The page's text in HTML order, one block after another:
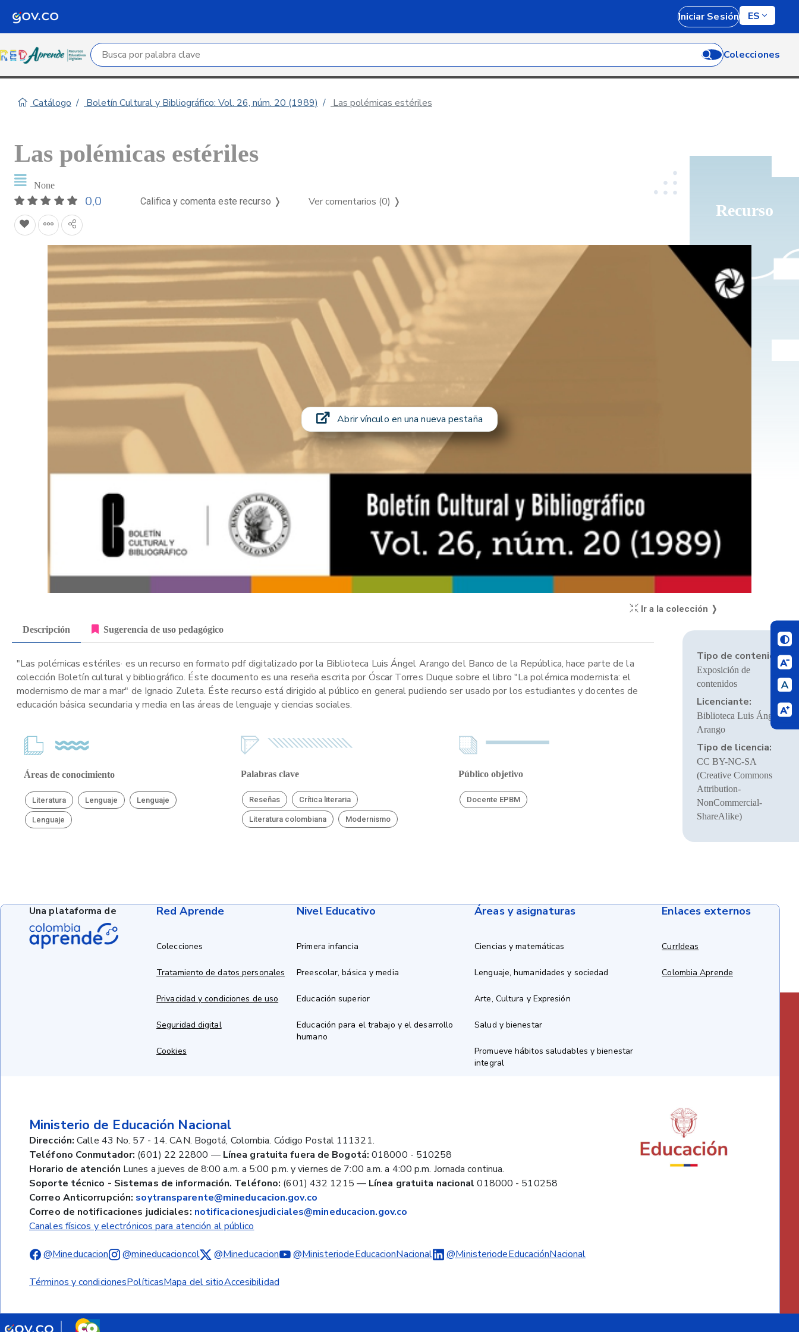
Iniciar Sesión ES
Campo de búsqueda por palabra clave Colecciones
Catálogo Boletín Cultural y Bibliográfico: Vol. 26, núm. 20 (1989) Las polémicas estériles
Recurso
Las polémicas estériles
None
0,0 Califica y comenta este recurso ❭ Ver comentarios (0) ❭
Abrir vínculo en una nueva pestaña
Ir a la colección ❭
Descripción Sugerencia de uso pedagógico
"Las polémicas estériles· es un recurso en formato pdf digitalizado por la Biblioteca Luis Ángel Arango del Banco de la República, hace parte de la
colección Boletín cultural y bibliográfico. Éste documento es una reseña escrita por Óscar Torres Duque sobre el libro "La polémica modernista: el
modernismo de mar a mar" de Ignacio Zuleta. Éste recurso está dirigido al público en general pudiendo ser usado por los estudiantes y docentes de
educación básica secundaria y media en las áreas de lenguaje y ciencias sociales.
Áreas de conocimiento
Literatura Lenguaje Lenguaje
Lenguaje
Palabras clave
Reseñas Crítica literaria
Literatura colombiana Modernismo
Público objetivo
Docente EPBM
Tipo de contenido:
Exposición de
contenidos
Licenciante:
Biblioteca Luis Ángel
Arango
Tipo de licencia:
CC BY-NC-SA
(Creative Commons
Attribution-
NonCommercial-
ShareAlike)
Red Aprende
Colecciones
Tratamiento de datos personales
Privacidad y condiciones de uso
Seguridad digital
Cookies
Nivel Educativo
Primera infancia
Preescolar, básica y media
Educación superior
Educación para el trabajo y el desarrollo
humano
Áreas y asignaturas
Ciencias y matemáticas
Lenguaje, humanidades y sociedad
Arte, Cultura y Expresión
Salud y bienestar
Promueve hábitos saludables y bienestar
integral
Enlaces externos
CurrIdeas
Colombia Aprende
Ministerio de Educación Nacional
Dirección: Calle 43 No. 57 - 14. CAN. Bogotá, Colombia. Código Postal 111321.
Teléfono Conmutador: (601) 22 22800 — Línea gratuita fuera de Bogotá: 018000 - 510258
Horario de atención Lunes a jueves de 8:00 a.m. a 5:00 p.m. y viernes de 7:00 a.m. a 4:00 p.m. Jornada continua.
Soporte técnico - Sistemas de información. Teléfono: (601) 432 1215 — Línea gratuita nacional 018000 - 510258
Correo Anticorrupción: soytransparente@mineducacion.gov.co
Correo de notificaciones judiciales: notificacionesjudiciales@mineducacion.gov.co
Canales físicos y electrónicos para atención al público
@Mineducacion @mineducacioncol @Mineducacion @MinisteriodeEducacionNacional @MinisteriodeEducaciónNacional
Términos y condicionesPolíticasMapa del sitioAccesibilidad
Una plataforma de